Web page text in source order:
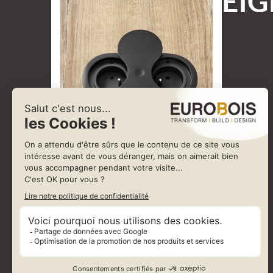
Bloc 2 prises avec fixation par la face avant